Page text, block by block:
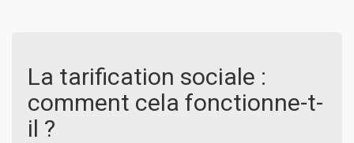
La tarification sociale :
comment cela fonctionne-t-
il ?